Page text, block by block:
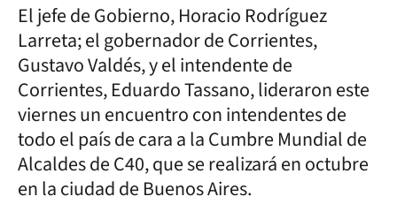
El jefe de Gobierno, Horacio Rodríguez
Larreta; el gobernador de Corrientes,
Gustavo Valdés, y el intendente de
Corrientes, Eduardo Tassano, lideraron este
viernes un encuentro con intendentes de
todo el país de cara a la Cumbre Mundial de
Alcaldes de C40, que se realizará en octubre
en la ciudad de Buenos Aires.